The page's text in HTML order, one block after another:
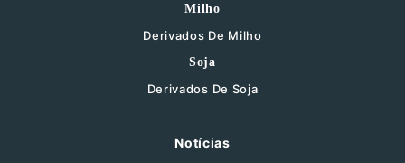
Milho
Derivados De Milho
Soja
Derivados De Soja
Notícias